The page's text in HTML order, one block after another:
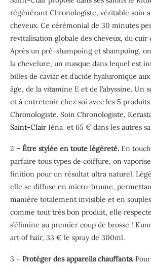
régénérant Chronologiste, véritable soin
cheveux. Ce cérémonial de 30 minutes
revitalisation globale des cheveux, du cuir
Après un pré-shampoing et shampoing,
la chevelure, un masque dans lequel est
billes de caviar et d’acide hyaluronique
âge, de la vitamine E et de l’abyssine. Un
et à entretenir chez soi avec les 5
Chronologiste. Soin Chronologiste,
Saint-Clair Iéna et 65 € dans les autres
2 – Être stylée en toute légèreté. En
parfaire tous types de coiffure, on
finition pour un résultat ultra naturel.
elle se diffuse en micro-brume,
manière totalement invisible et en
comme tout très bon produit, elle
s’élimine au premier coup de brosse !
art of hair, 33 € le spray de 300ml.
3 – Protéger des appareils chauffants.